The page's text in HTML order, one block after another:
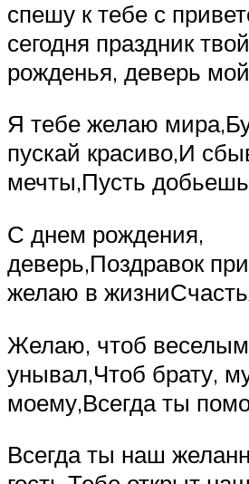
спешу к тебе с
сегодня праздник
рожденья, деверь
Я тебе желаю
пускай красиво,И
мечты,Пусть
С днем рождения,
деверь,Поздравок
желаю в
Желаю, чтоб
унывал,Чтоб брату,
моему,Всегда ты
Всегда ты наш